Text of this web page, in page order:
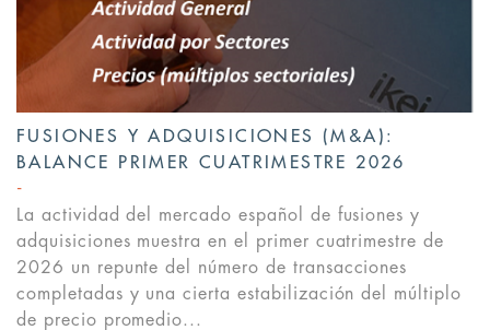
FUSIONES Y ADQUISICIONES (M&A):
BALANCE PRIMER CUATRIMESTRE 2026
La actividad del mercado español de fusiones y
adquisiciones muestra en el primer cuatrimestre de
2026 un repunte del número de transacciones
completadas y una cierta estabilización del múltiplo
de precio promedio...